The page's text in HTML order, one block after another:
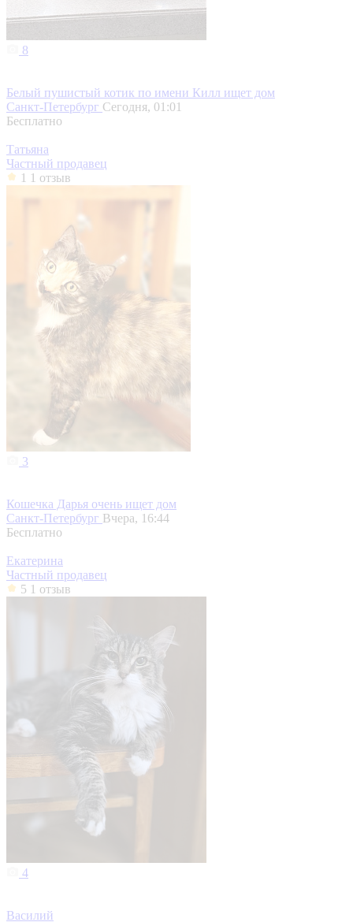
8
Белый пушистый котик по имени Килл ищет дом
Санкт-Петербург Сегодня, 01:01
Бесплатно
Татьяна
Частный продавец
1 1 отзыв
3
Кошечка Дарья очень ищет дом
Санкт-Петербург Вчера, 16:44
Бесплатно
Екатерина
Частный продавец
5 1 отзыв
4
Василий